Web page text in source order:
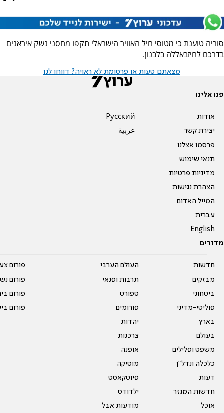
סוריה טוענת כי מטוסי חיל האוויר הישראלי תקפו מחסני נשק איראנים
בדרכם לחיזבאללה בלבנון.
מצאתם טעות או פרסומת לא ראויה? דווחו לנו
פנו אלינו
אודות
יצירת קשר
פרסמו אצלנו
תנאי שימוש
מדיניות פרטיות
הצהרת נגישות
המייל האדום
עברית
English
Pусский
عربية
מדורים
חדשות
מבזקים
ביטחוני
פוליטי-מדיני
בארץ
בעולם
משפט ופלילים
כלכלה ונדל"ן
דעות
חדשות המגזר
אוכל
העולם הערבי
תרבות ופנאי
ספורט
פורומים
יהדות
צרכנות
אופנה
מוסיקה
פיוטקאסט
ילדודס
מודעות אבל
פורום
פורום
פורום
פורום